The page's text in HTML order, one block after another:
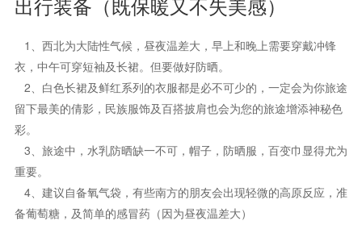
--手抓羊肉（推荐地点：马忠食府 ）
--羊肠面 （推荐地点： 文庙街）
敦煌--大漠风沙鸡（推荐地点：沙洲夜市）
--羊肉焖饼 （推荐地点：沙洲夜市）
--驴肉黄面 （推荐地点：沙洲夜市）
-- 驴肉火烧 （推荐地点：沙洲夜市）
张掖--搓鱼子（推荐地点：乐口斋 ）